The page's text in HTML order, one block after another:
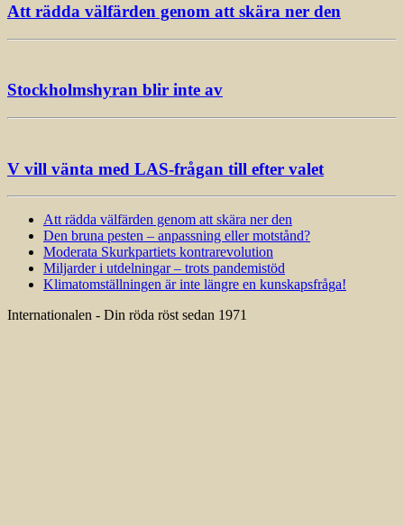
Att rädda välfärden genom att skära ner den
Stockholmshyran blir inte av
V vill vänta med LAS-frågan till efter valet
Att rädda välfärden genom att skära ner den
Den bruna pesten – anpassning eller motstånd?
Moderata Skurkpartiets kontrarevolution
Miljarder i utdelningar – trots pandemistöd
Klimatomställningen är inte längre en kunskapsfråga!
Internationalen - Din röda röst sedan 1971